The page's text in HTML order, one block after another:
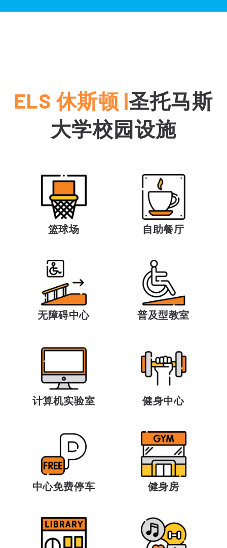
ELS 休斯顿 |圣托马斯
大学校园设施
篮球场 自助餐厅
无障碍中心 普及型教室
计算机实验室 健身中心
中心免费停车 健身房